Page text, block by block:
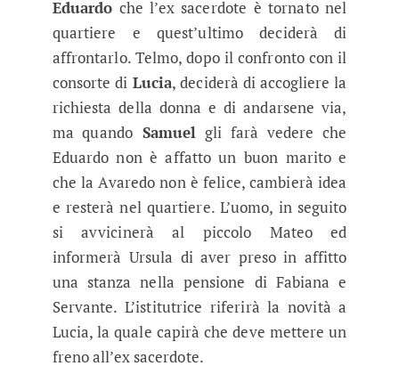
Eduardo che l’ex sacerdote è tornato nel
quartiere e quest’ultimo deciderà di
affrontarlo. Telmo, dopo il confronto con il
consorte di Lucia, deciderà di accogliere la
richiesta della donna e di andarsene via,
ma quandoSamuel gli farà vedere che
Eduardo non è affatto un buon marito e
che la Avaredo non è felice, cambierà idea
e resterà nel quartiere. L’uomo, in seguito
si avvicinerà al piccolo Mateo ed
informerà Ursula di aver preso in affitto
una stanza nella pensione di Fabiana e
Servante. L’istitutrice riferirà la novità a
Lucia, la quale capirà che deve mettere un
freno all’ex sacerdote.